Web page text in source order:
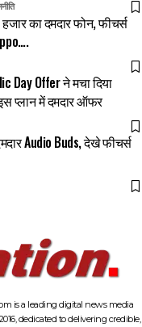
का दमदार फोन, फीचर्स
Day Offer ने मचा दिया
प्लान में दमदार ऑफर
Audio Buds, देखे फीचर्स
is a leading digital news media
dedicated to delivering credible,